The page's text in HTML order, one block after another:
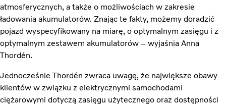
atmosferycznych, a także o możliwościach w zakresie
ładowania akumulatorów. Znając te fakty, możemy doradzić
pojazd wyspecyfikowany na miarę, o optymalnym zasięgu i z
optymalnym zestawem akumulatorów – wyjaśnia Anna
Thordén.
Jednocześnie Thordén zwraca uwagę, że największe obawy
klientów w związku z elektrycznymi samochodami
ciężarowymi dotyczą zasięgu użytecznego oraz dostępności